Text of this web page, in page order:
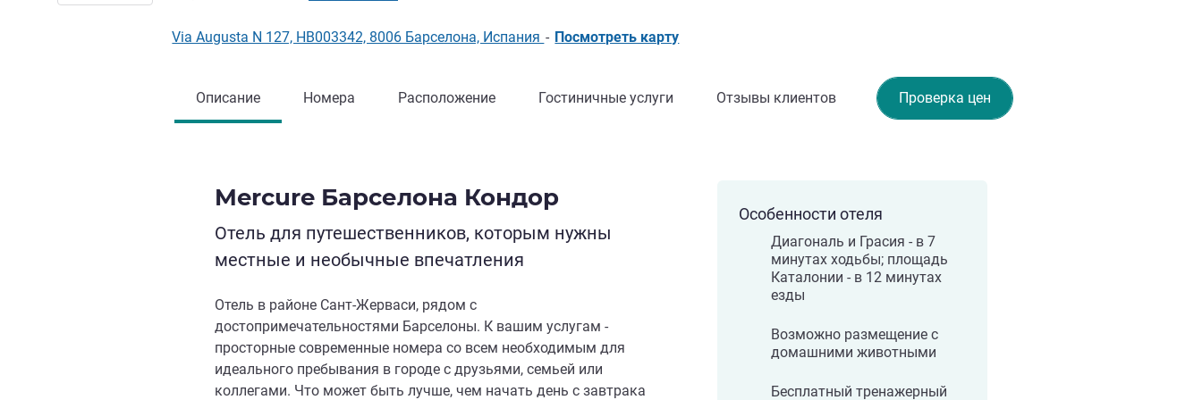
Via Augusta N 127, HB003342, 8006 Барселона, Испания - Посмотреть карту
Проверка цен
Описание Номера Расположение Гостиничные услуги Отзывы клиентов
Mercure Барселона Кондор
Отель для путешественников, которым нужны
местные и необычные впечатления
Отель в районе Сант-Жерваси, рядом с
достопримечательностями Барселоны. К вашим услугам -
просторные современные номера со всем необходимым для
идеального пребывания в городе с друзьями, семьей или
коллегами. Что может быть лучше, чем начать день с завтрака
Особенности отеля
Диагональ и Грасия - в 7
минутах ходьбы; площадь
Каталонии - в 12 минутах
езды
Возможно размещение с
домашними животными
Бесплатный тренажерный